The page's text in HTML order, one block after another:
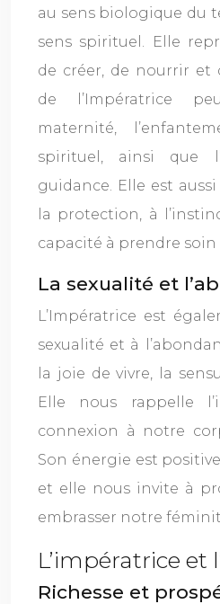
au sens biologique du
sens spirituel. Elle
de créer, de nourrir et
de l’Impératrice
maternité,
spirituel, ainsi que
guidance. Elle est
la protection, à
capacité à prendre soin
La sexualité et
L’Impératrice est
sexualité et à
la joie de vivre, la
Elle nous rappelle
connexion à notre
Son énergie est
et elle nous invite à
embrasser notre
L’impératrice et
Richesse et